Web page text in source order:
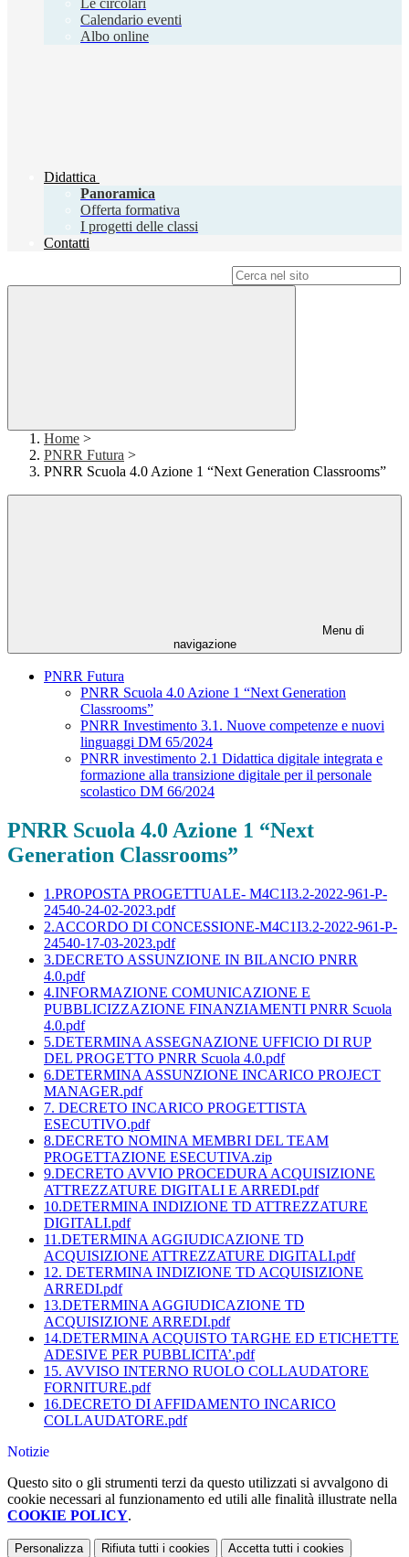
Le circolari
Calendario eventi
Albo online
Didattica
Panoramica
Offerta formativa
I progetti delle classi
Contatti
Home >
PNRR Futura >
PNRR Scuola 4.0 Azione 1 “Next Generation Classrooms”
Menu di
navigazione
PNRR Futura
PNRR Scuola 4.0 Azione 1 “Next Generation
Classrooms”
PNRR Investimento 3.1. Nuove competenze e nuovi
linguaggi DM 65/2024
PNRR investimento 2.1 Didattica digitale integrata e
formazione alla transizione digitale per il personale
scolastico DM 66/2024
PNRR Scuola 4.0 Azione 1 “Next
Generation Classrooms”
1.PROPOSTA PROGETTUALE- M4C1I3.2-2022-961-P-
24540-24-02-2023.pdf
2.ACCORDO DI CONCESSIONE-M4C1I3.2-2022-961-P-
24540-17-03-2023.pdf
3.DECRETO ASSUNZIONE IN BILANCIO PNRR
4.0.pdf
4.INFORMAZIONE COMUNICAZIONE E
PUBBLICIZZAZIONE FINANZIAMENTI PNRR Scuola
4.0.pdf
5.DETERMINA ASSEGNAZIONE UFFICIO DI RUP
DEL PROGETTO PNRR Scuola 4.0.pdf
6.DETERMINA ASSUNZIONE INCARICO PROJECT
MANAGER.pdf
7. DECRETO INCARICO PROGETTISTA
ESECUTIVO.pdf
8.DECRETO NOMINA MEMBRI DEL TEAM
PROGETTAZIONE ESECUTIVA.zip
9.DECRETO AVVIO PROCEDURA ACQUISIZIONE
ATTREZZATURE DIGITALI E ARREDI.pdf
10.DETERMINA INDIZIONE TD ATTREZZATURE
DIGITALI.pdf
11.DETERMINA AGGIUDICAZIONE TD
ACQUISIZIONE ATTREZZATURE DIGITALI.pdf
12. DETERMINA INDIZIONE TD ACQUISIZIONE
ARREDI.pdf
13.DETERMINA AGGIUDICAZIONE TD
ACQUISIZIONE ARREDI.pdf
14.DETERMINA ACQUISTO TARGHE ED ETICHETTE
ADESIVE PER PUBBLICITA’.pdf
15. AVVISO INTERNO RUOLO COLLAUDATORE
FORNITURE.pdf
16.DECRETO DI AFFIDAMENTO INCARICO
COLLAUDATORE.pdf
Notizie
Questo sito o gli strumenti terzi da questo utilizzati si avvalgono di
cookie necessari al funzionamento ed utili alle finalità illustrate nella
COOKIE POLICY.
Personalizza Rifiuta tutti i cookies Accetta tutti i cookies